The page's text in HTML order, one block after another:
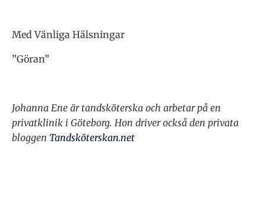
Med Vänliga Hälsningar
”Göran”
Johanna Ene är tandsköterska och arbetar på en
privatklinik i Göteborg. Hon driver också den privata
bloggen Tandsköterskan.net